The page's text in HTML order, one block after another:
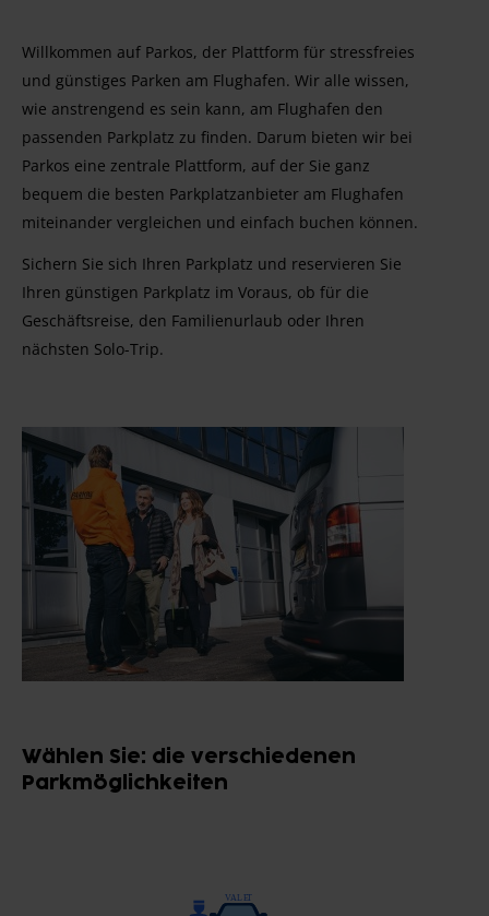
Willkommen auf Parkos, der Plattform für stressfreies
und günstiges Parken am Flughafen. Wir alle wissen,
wie anstrengend es sein kann, am Flughafen den
passenden Parkplatz zu finden. Darum bieten wir bei
Parkos eine zentrale Plattform, auf der Sie ganz
bequem die besten Parkplatzanbieter am Flughafen
miteinander vergleichen und einfach buchen können.
Sichern Sie sich Ihren Parkplatz und reservieren Sie
Ihren günstigen Parkplatz im Voraus, ob für die
Geschäftsreise, den Familienurlaub oder Ihren
nächsten Solo-Trip.
Wählen Sie: die verschiedenen
Parkmöglichkeiten